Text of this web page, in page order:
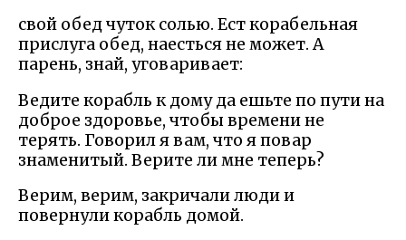
свой обед чуток солью. Ест корабельная
прислуга обед, наесться не может. А
парень, знай, уговаривает:
Ведите корабль к дому да ешьте по пути на
доброе здоровье, чтобы времени не
терять. Говорил я вам, что я повар
знаменитый. Верите ли мне теперь?
Верим, верим, закричали люди и
повернули корабль домой.